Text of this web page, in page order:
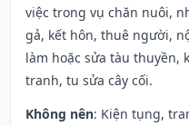
việc trong vụ chăn nuôi,
gả, kết hôn, thuê người,
làm hoặc sửa tàu thuyền,
tranh, tu sửa cây cối.
Không nên: Kiện tụng,